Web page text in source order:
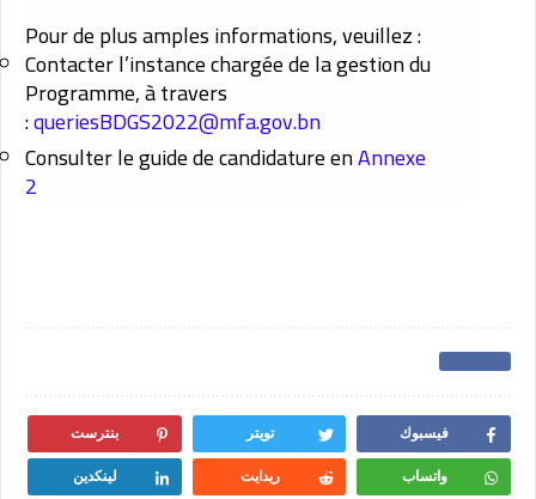
Pour de plus amples informations, veuillez :
Contacter l’instance chargée de la gestion du
Programme, à travers
:queriesBDGS2022@mfa.gov.bn
Consulter le guide de candidature enAnnexe
2
فيسبوك تويتر بنترست
واتساب ريدايت لينكدين